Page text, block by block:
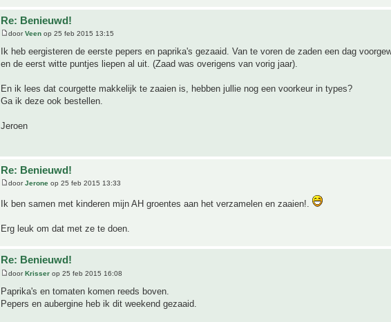
Re: Benieuwd!
doorVeen op 25 feb 2015 13:15
Ik heb eergisteren de eerste pepers en paprika's gezaaid. Van te voren de zaden een dag
en de eerst witte puntjes liepen al uit. (Zaad was overigens van vorig jaar).
En ik lees dat courgette makkelijk te zaaien is, hebben jullie nog een voorkeur in types?
Ga ik deze ook bestellen.
Jeroen
Re: Benieuwd!
doorJerone op 25 feb 2015 13:33
Ik ben samen met kinderen mijn AH groentes aan het verzamelen en zaaien!.
Erg leuk om dat met ze te doen.
Re: Benieuwd!
doorKrisser op 25 feb 2015 16:08
Paprika's en tomaten komen reeds boven.
Pepers en aubergine heb ik dit weekend gezaaid.